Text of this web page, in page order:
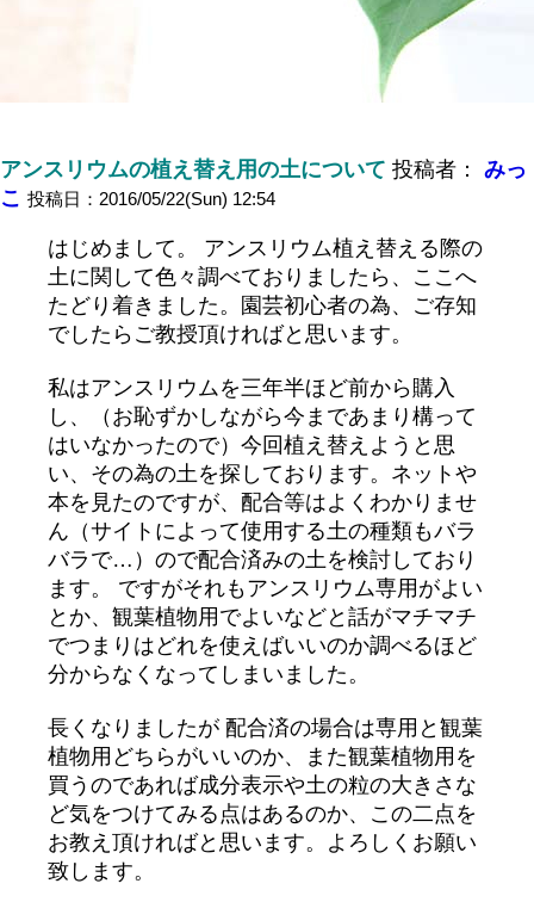
アンスリウムの植え替え用の土について 投稿者：
みっ
こ 投稿日：2016/05/22(Sun) 12:54
はじめまして。 アンスリウム植え替える際の
土に関して色々調べておりましたら、ここへ
たどり着きました。園芸初心者の為、ご存知
でしたらご教授頂ければと思います。
私はアンスリウムを三年半ほど前から購入
し、（お恥ずかしながら今まであまり構って
はいなかったので）今回植え替えようと思
い、その為の土を探しております。ネットや
本を見たのですが、配合等はよくわかりませ
ん（サイトによって使用する土の種類もバラ
バラで…）ので配合済みの土を検討しており
ます。 ですがそれもアンスリウム専用がよい
とか、観葉植物用でよいなどと話がマチマチ
でつまりはどれを使えばいいのか調べるほど
分からなくなってしまいました。
長くなりましたが 配合済の場合は専用と観葉
植物用どちらがいいのか、また観葉植物用を
買うのであれば成分表示や土の粒の大きさな
ど気をつけてみる点はあるのか、この二点を
お教え頂ければと思います。よろしくお願い
致します。